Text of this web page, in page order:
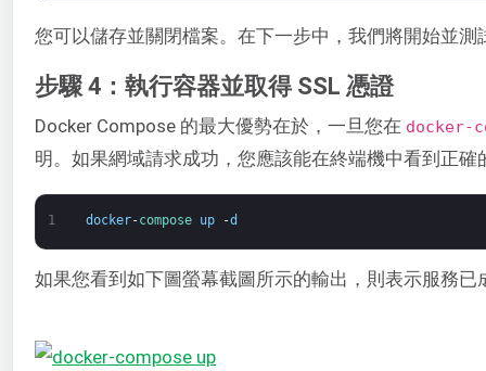
您可以儲存並關閉檔案。在下一步中，我們將開始並測
步驟 4：執行容器並取得 SSL 憑證
Docker Compose 的最大優勢在於，一旦您在 docker-
明。如果網域請求成功，您應該能在終端機中看到正
1 docker-compose up -d
如果您看到如下圖螢幕截圖所示的輸出，則表示服務已